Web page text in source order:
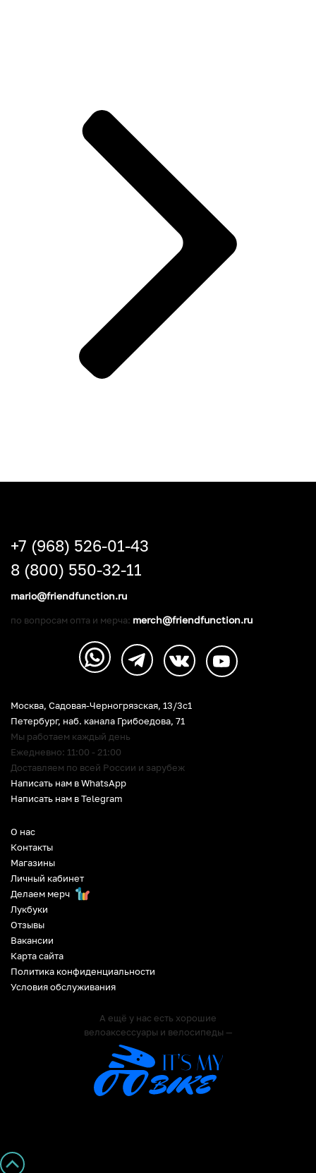
О нас
Контакты
Магазины
Личный кабинет
Делаем мерч
Лукбуки
Отзывы
Вакансии
Карта сайта
Политика конфиденциальности
Условия обслуживания
А ещё у нас есть хорошие
велоаксессуары и велосипеды —
Москва, Садовая-Черногрязская, 13/3c1
Петербург, наб. канала Грибоедова, 71
Мы работаем каждый день
Ежедневно: 11:00 - 21:00
Доставляем по всей России и зарубеж
Написать нам в WhatsApp
Написать нам в Telegram
+7 (968) 526-01-43
8 (800) 550-32-11
mario@friendfunction.ru
по вопросам опта и мерча: merch@friendfunction.ru